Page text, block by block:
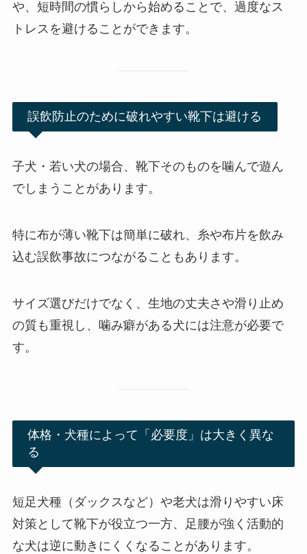
や、短時間の慣らしから始めることで、過度なス
トレスを避けることができます。
誤飲防止のために破れやすい靴下は避ける
子犬・若い犬の場合、靴下そのものを噛んで遊ん
でしまうことがあります。
特に布が薄い靴下は簡単に破れ、糸や布片を飲み
込む誤飲事故につながることもあります。
サイズ選びだけでなく、生地の丈夫さや滑り止め
の質も重視し、噛み癖がある犬には注意が必要で
す。
体格・犬種によって「必要度」は大きく異な
る
短足犬種（ダックスなど）や老犬は滑りやすい床
対策として靴下が役立つ一方、足腰が強く活動的
な犬は逆に動きにくくなることがあります。